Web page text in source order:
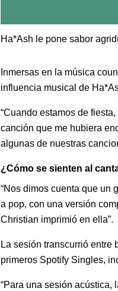
Ha*Ash le pone sabor
Inmersas en la música
influencia musical de
“Cuando estamos de
canción que me hubiera
algunas de nuestras
¿Cómo se sienten al
“Nos dimos cuenta que un
a pop, con una versión
Christian imprimió en ella”.
La sesión transcurrió entre
primeros Spotify Singles,
“Para una sesión acústica,